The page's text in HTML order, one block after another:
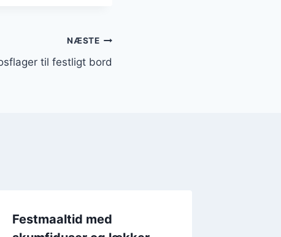
NÆSTE
til festligt bord
Festmaaltid med